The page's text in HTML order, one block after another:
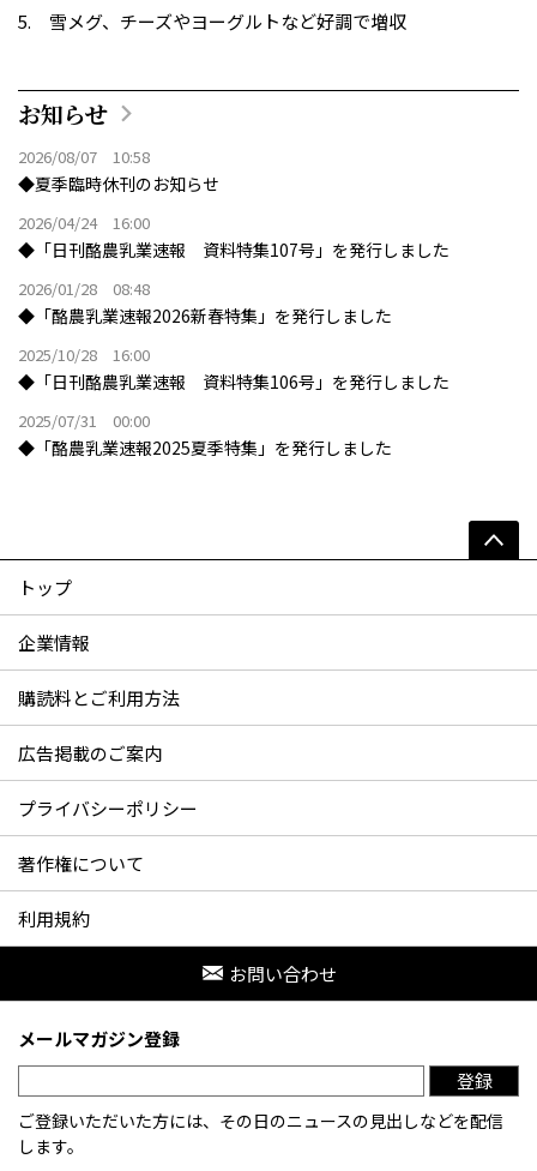
雪メグ、チーズやヨーグルトなど好調で増収
お知らせ
2026/08/07 10:58
◆夏季臨時休刊のお知らせ
2026/04/24 16:00
◆「日刊酪農乳業速報 資料特集107号」を発行しました
2026/01/28 08:48
◆「酪農乳業速報2026新春特集」を発行しました
2025/10/28 16:00
◆「日刊酪農乳業速報 資料特集106号」を発行しました
2025/07/31 00:00
◆「酪農乳業速報2025夏季特集」を発行しました
トップ
企業情報
購読料とご利用方法
広告掲載のご案内
プライバシーポリシー
著作権について
利用規約
お問い合わせ
メールマガジン登録
登録
ご登録いただいた方には、その日のニュースの見出しなどを配信
します。